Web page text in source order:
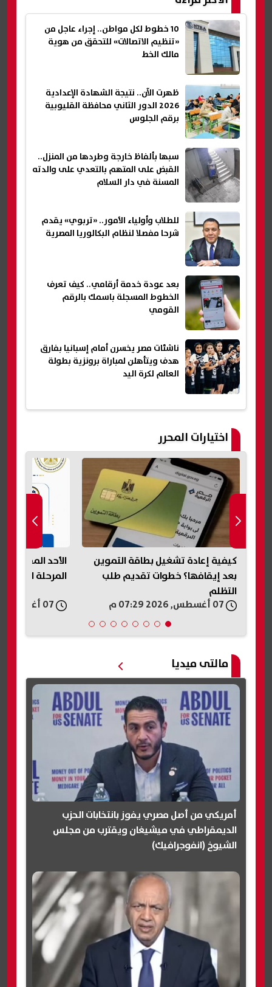
10 خطوط لكل مواطن.. إجراء عاجل من
«تنظيم الاتصالات» للتحقق من هوية
مالك الخط
ظهرت الآن.. نتيجة الشهادة الإعدادية
2026 الدور الثاني محافظة القليوبية
برقم الجلوس
سبها بألفاظ خارجة وطردها من المنزل..
القبض على المتهم بالتعدي على والدته
المسنة في دار السلام
للطلاب وأولياء الأمور.. «تربوي» يقدم
شرحا مفصلا لنظام البكالوريا المصرية
بعد عودة خدمة أرقامي.. كيف تعرف
الخطوط المسجلة باسمك بالرقم
القومي
ناشئات مصر يخسرن أمام إسبانيا بفارق
هدف ويتأهلن لمباراة برونزية بطولة
العالم لكرة اليد
اختيارات المحرر
كيفية إعادة تشغيل بطاقة التموين
بعد إيقافها؟ خطوات تقديم طلب
التظلم
الأحد المقبل..
المرحلة الأولى
مالتى ميديا
أمريكي من أصل مصري يفوز بانتخابات الحزب
الديمقراطي في ميشيغان ويقترب من مجلس
الشيوخ (انفوجرافيك)